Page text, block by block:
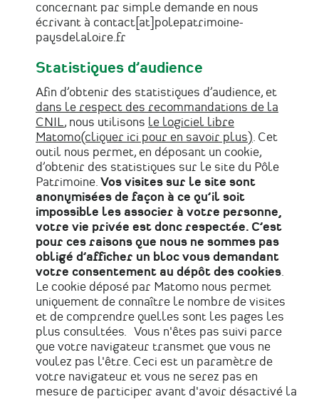
concernant par simple demande en nous
écrivant à contact[at]polepatrimoine-
paysdelaloire.fr
Statistiques d’audience
Afin d’obtenir des statistiques d’audience, et
dans le respect des recommandations de la
CNIL, nous utilisons le logiciel libre
Matomo(cliquer ici pour en savoir plus). Cet
outil nous permet, en déposant un cookie,
d’obtenir des statistiques sur le site du Pôle
Patrimoine. Vos visites sur le site sont
anonymisées de façon à ce qu’il soit
impossible les associer à votre personne,
votre vie privée est donc respectée. C’est
pour ces raisons que nous ne sommes pas
obligé d’afficher un bloc vous demandant
votre consentement au dépôt des cookies.
Le cookie déposé par Matomo nous permet
uniquement de connaître le nombre de visites
et de comprendre quelles sont les pages les
plus consultées. Vous n'êtes pas suivi parce
que votre navigateur transmet que vous ne
voulez pas l'être. Ceci est un paramètre de
votre navigateur et vous ne serez pas en
mesure de participer avant d'avoir désactivé la